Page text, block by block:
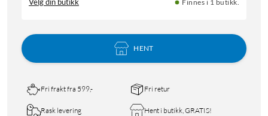
Velg din butikk Finnes i 1 butikk.
HENT
Fri frakt fra 599,- Fri retur
Rask levering Hent i butikk, GRATIS!